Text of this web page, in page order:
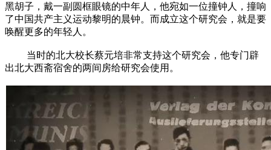
黑胡子，戴一副圆框眼镜的中年人，他宛如一位撞钟人，撞响
了中国共产主义运动黎明的晨钟。而成立这个研究会，就是要
唤醒更多的年轻人。
当时的北大校长蔡元培非常支持这个研究会，他专门辟
出北大西斋宿舍的两间房给研究会使用。